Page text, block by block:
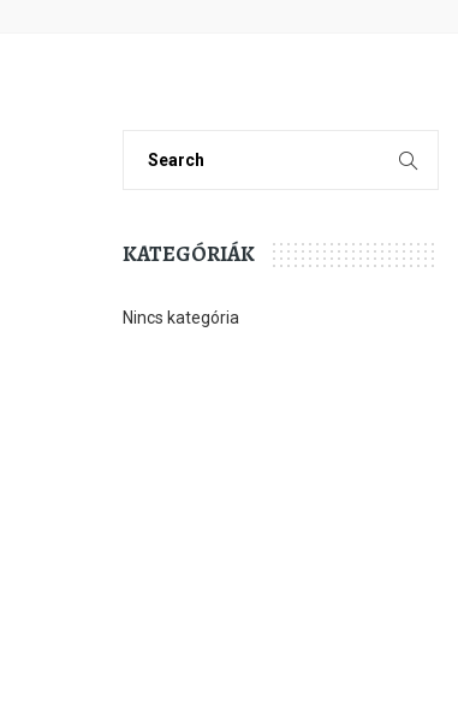
KATEGÓRIÁK
Nincs kategória